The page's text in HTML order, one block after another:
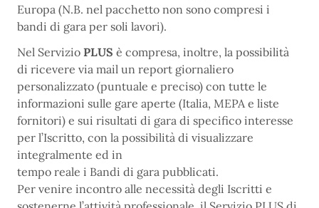
Europa (N.B. nel pacchetto non sono compresi i
bandi di gara per soli lavori).
Nel Servizio PLUS è compresa, inoltre, la possibilità
di ricevere via mail un report giornaliero
personalizzato (puntuale e preciso) con tutte le
informazioni sulle gare aperte (Italia, MEPA e liste
fornitori) e sui risultati di gara di specifico interesse
per l’Iscritto, con la possibilità di visualizzare
integralmente ed in
tempo reale i Bandi di gara pubblicati.
Per venire incontro alle necessità degli Iscritti e